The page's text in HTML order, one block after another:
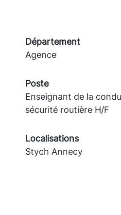
Département
Agence
Poste
Enseignant de la
sécurité routière H/F
Localisations
Stych Annecy